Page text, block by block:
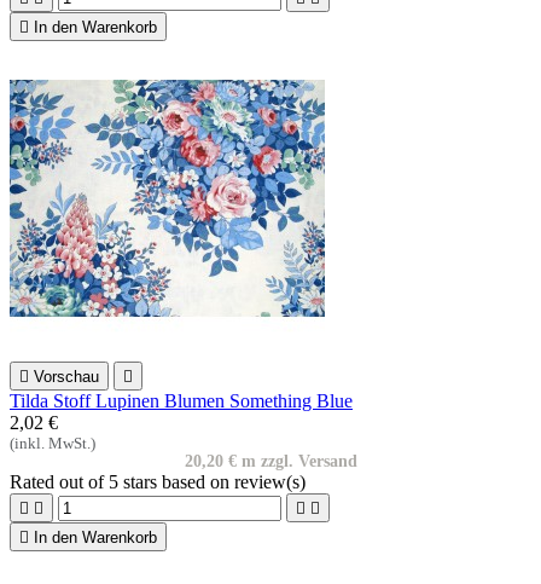

In den Warenkorb
 Vorschau 
Tilda Stoff Lupinen Blumen Something Blue
2,02 €
(inkl. MwSt.)
20,20 € m zzgl. Versand
Rated out of 5 stars based on review(s)
   

In den Warenkorb